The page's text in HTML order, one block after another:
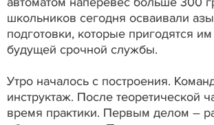
школьников сегодня осваивали
подготовки, которые пригодятся
будущей срочной службы.
Утро началось с построения.
инструктаж. После теоретической
время практики. Первым делом –